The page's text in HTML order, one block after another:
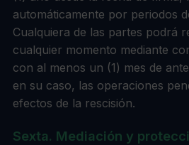
automáticamente por periodos
Cualquiera de las partes podrá
cualquier momento mediante
con al menos un (1) mes de
en su caso, las operaciones
efectos de la rescisión.
Sexta. Mediación y